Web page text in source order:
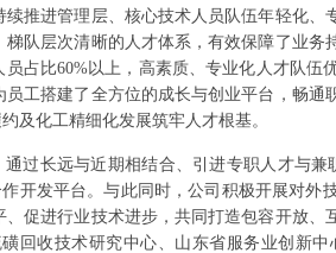
推进管理层、核心技术人员队伍年轻化
队层次清晰的人才体系，有效保障了业务
占比60%以上，高素质、专业化人才队
工搭建了全方位的成长与创业平台，畅
及化工精细化发展筑牢人才根基。
过长远与近期相结合、引进专职人才与
开发平台。与此同时，公司积极开展对外
促进行业技术进步，共同打造包容开放
回收技术研究中心、山东省服务业创新